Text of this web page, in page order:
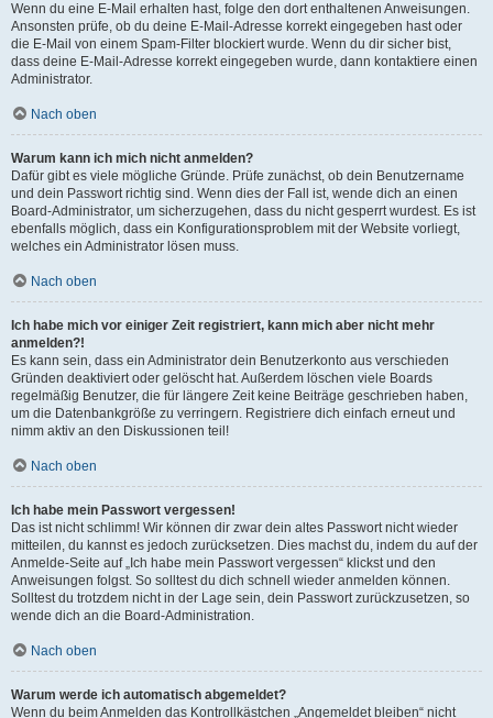
Wenn du eine E-Mail erhalten hast, folge den dort enthaltenen Anweisungen.
Ansonsten prüfe, ob du deine E-Mail-Adresse korrekt eingegeben hast oder
die E-Mail von einem Spam-Filter blockiert wurde. Wenn du dir sicher bist,
dass deine E-Mail-Adresse korrekt eingegeben wurde, dann kontaktiere einen
Administrator.
Nach oben
Warum kann ich mich nicht anmelden?
Dafür gibt es viele mögliche Gründe. Prüfe zunächst, ob dein Benutzername
und dein Passwort richtig sind. Wenn dies der Fall ist, wende dich an einen
Board-Administrator, um sicherzugehen, dass du nicht gesperrt wurdest. Es ist
ebenfalls möglich, dass ein Konfigurationsproblem mit der Website vorliegt,
welches ein Administrator lösen muss.
Nach oben
Ich habe mich vor einiger Zeit registriert, kann mich aber nicht mehr
anmelden?!
Es kann sein, dass ein Administrator dein Benutzerkonto aus verschieden
Gründen deaktiviert oder gelöscht hat. Außerdem löschen viele Boards
regelmäßig Benutzer, die für längere Zeit keine Beiträge geschrieben haben,
um die Datenbankgröße zu verringern. Registriere dich einfach erneut und
nimm aktiv an den Diskussionen teil!
Nach oben
Ich habe mein Passwort vergessen!
Das ist nicht schlimm! Wir können dir zwar dein altes Passwort nicht wieder
mitteilen, du kannst es jedoch zurücksetzen. Dies machst du, indem du auf der
Anmelde-Seite auf „Ich habe mein Passwort vergessen“ klickst und den
Anweisungen folgst. So solltest du dich schnell wieder anmelden können.
Solltest du trotzdem nicht in der Lage sein, dein Passwort zurückzusetzen, so
wende dich an die Board-Administration.
Nach oben
Warum werde ich automatisch abgemeldet?
Wenn du beim Anmelden das Kontrollkästchen „Angemeldet bleiben“ nicht